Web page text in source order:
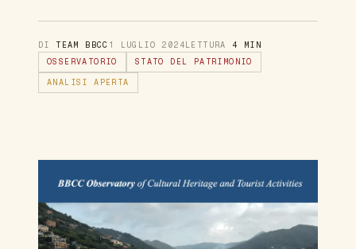
DI TEAM BBCC 1 LUGLIO 2024LETTURA 4 MIN
OSSERVATORIO
STATO DEL PATRIMONIO
ANALISI APERTA